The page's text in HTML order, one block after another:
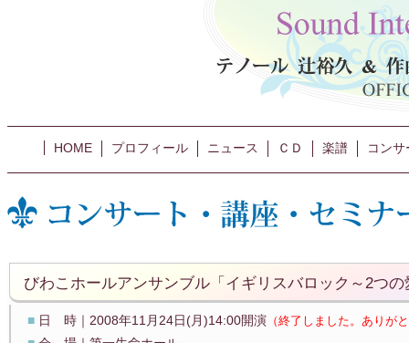
HOME プロフィール ニュース ＣＤ 楽譜 コン
びわこホールアンサンブル「イギリスバロック～2つ
■ 日 時｜2008年11月24日(月)14:00開演 （終了しました。ありが